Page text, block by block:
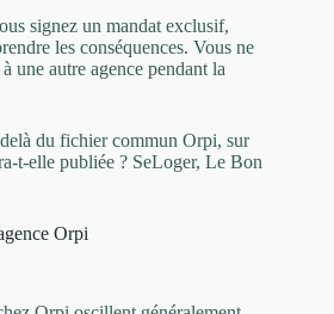
signez un mandat exclusif,
les conséquences. Vous ne
une autre agence pendant la
du fichier commun Orpi, sur
t-elle publiée ? SeLoger, Le Bon
Orpi